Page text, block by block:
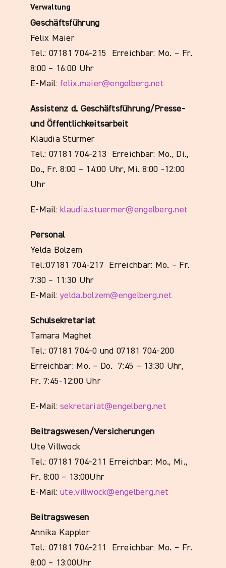
Verwaltung
Geschäftsführung
Felix Maier
Tel.: 07181 704-215 Erreichbar: Mo. – Fr.
8:00 – 16:00 Uhr
E-Mail: felix.maier@engelberg.net
Assistenz d. Geschäftsführung/Presse-
und Öffentlichkeitsarbeit
Klaudia Stürmer
Tel.: 07181 704-213 Erreichbar: Mo., Di.,
Do., Fr.8:00 – 14:00 Uhr, Mi. 8:00 -12:00
Uhr
E-Mail: klaudia.stuermer@engelberg.net
Personal
Yelda Bolzem
Tel.:07181 704-217 Erreichbar: Mo. – Fr.
7:30 – 11:30 Uhr
E-Mail:yelda.bolzem@engelberg.net
Schulsekretariat
Tamara Maghet
Tel.: 07181 704-0 und 07181 704-200
Erreichbar: Mo. – Do. 7:45 – 13:30 Uhr,
Fr. 7:45-12:00 Uhr
E-Mail:sekretariat@engelberg.net
Beitragswesen/Versicherungen
Ute Villwock
Tel.: 07181 704-211 Erreichbar: Mo., Mi.,
Fr. 8:00 – 13:00Uhr
E-Mail:ute.villwock@engelberg.net
Beitragswesen
Annika Kappler
Tel.: 07181 704-211 Erreichbar: Mo. – Fr.
8:00 – 13:00Uhr